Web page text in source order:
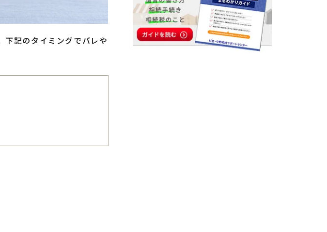
下記のタイミングでバレや